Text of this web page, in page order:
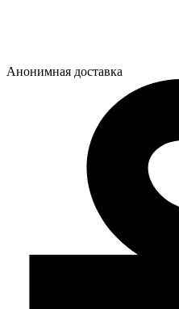
Анонимная доставка